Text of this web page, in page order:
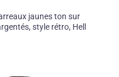
jaunes ton sur
style rétro, Hell